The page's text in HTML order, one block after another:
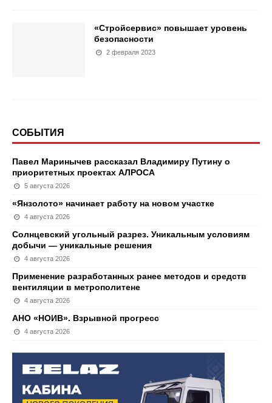
«Стройсервис» повышает уровень
безопасности
2 февраля 2023
СОБЫТИЯ
Павел Маринычев рассказал Владимиру Путину о
приоритетных проектах АЛРОСА
5 августа 2026
«Янзолото» начинает работу на новом участке
4 августа 2026
Солнцевский угольный разрез. Уникальным условиям
добычи — уникальные решения
4 августа 2026
Применение разработанных ранее методов и средств
вентиляции в метрополитене
4 августа 2026
АНО «НОИВ». Взрывной прогресс
4 августа 2026